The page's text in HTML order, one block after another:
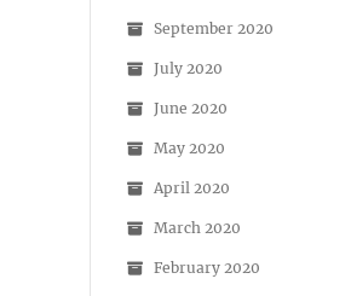
September 2020
July 2020
June 2020
May 2020
April 2020
March 2020
February 2020